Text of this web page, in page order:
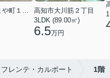
高知市はりまや町１丁目
高知市大川筋２丁目
3LDK (89.00㎡)
6.5万円
フレンテ・カルポート 1階